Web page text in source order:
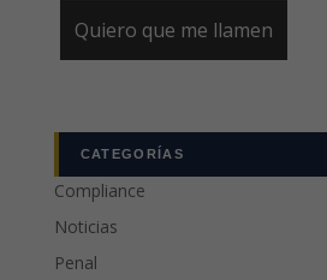
CATEGORÍAS
Compliance
Noticias
Penal